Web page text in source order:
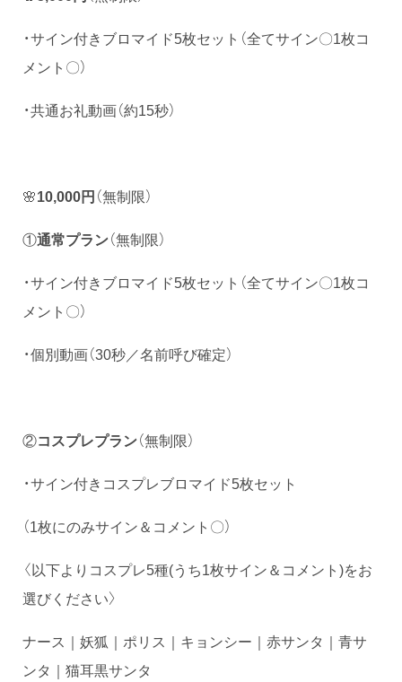
・サイン付きブロマイド5枚セット（全てサイン〇1枚コ
メント〇）
・共通お礼動画（約15秒）
🌸10,000円（無制限）
①通常プラン（無制限）
・サイン付きブロマイド5枚セット（全てサイン〇1枚コ
メント〇）
・個別動画（30秒／名前呼び確定）
②コスプレプラン（無制限）
・サイン付きコスプレブロマイド5枚セット
（1枚にのみサイン＆コメント〇）
〈以下よりコスプレ5種(うち1枚サイン＆コメント)をお
選びください〉
ナース｜妖狐｜ポリス｜キョンシー｜赤サンタ｜青サ
ンタ｜猫耳黒サンタ